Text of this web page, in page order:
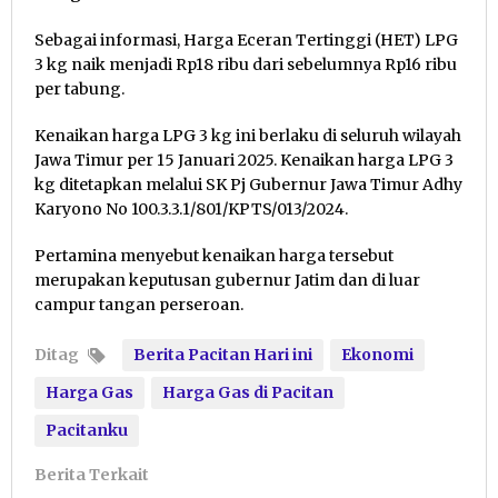
Sebagai informasi, Harga Eceran Tertinggi (HET) LPG
3 kg naik menjadi Rp18 ribu dari sebelumnya Rp16 ribu
per tabung.
Kenaikan harga LPG 3 kg ini berlaku di seluruh wilayah
Jawa Timur per 15 Januari 2025. Kenaikan harga LPG 3
kg ditetapkan melalui SK Pj Gubernur Jawa Timur Adhy
Karyono No 100.3.3.1/801/KPTS/013/2024.
Pertamina menyebut kenaikan harga tersebut
merupakan keputusan gubernur Jatim dan di luar
campur tangan perseroan.
Ditag Berita Pacitan Hari ini
Ekonomi
Harga Gas
Harga Gas di Pacitan
Pacitanku
Berita Terkait